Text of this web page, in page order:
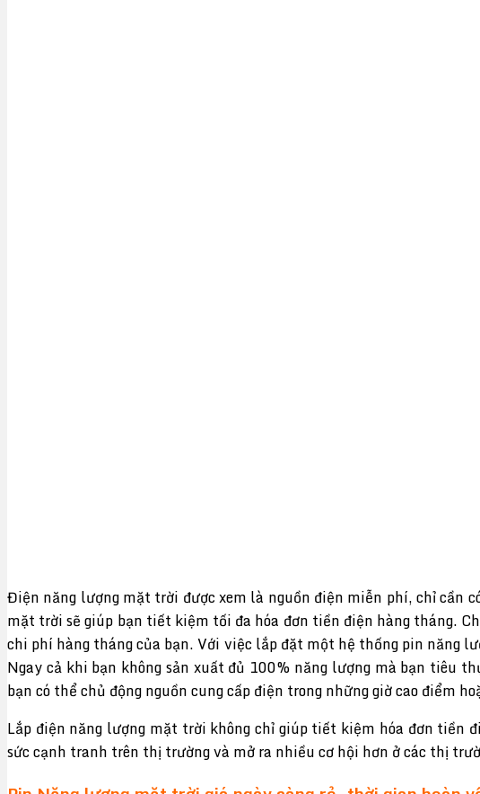
Điện năng lượng mặt trời được xem là nguồn điện miễn phí, chỉ cần
mặt trời sẽ giúp bạn tiết kiệm tối đa hóa đơn tiền điện hàng tháng.
chi phí hàng tháng của bạn. Với việc lắp đặt một hệ thống pin năng
Ngay cả khi bạn không sản xuất đủ 100% năng lượng mà bạn tiêu
bạn có thể chủ động nguồn cung cấp điện trong những giờ cao điểm
Lắp điện năng lượng mặt trời không chỉ giúp tiết kiệm hóa đơn
sức cạnh tranh trên thị trường và mở ra nhiều cơ hội hơn ở các thị